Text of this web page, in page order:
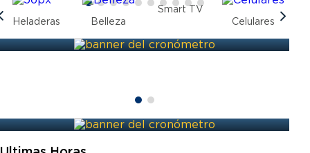
Heladeras Belleza
Smart TV
Celulares
3.
celulares
4.
lavarropas